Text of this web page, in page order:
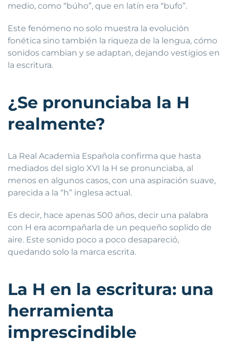
medio, como “búho”, que en latín era “bufo”.
Este fenómeno no solo muestra la evolución
fonética sino también la riqueza de la lengua, cómo
sonidos cambian y se adaptan, dejando vestigios en
la escritura.
¿Se pronunciaba la H
realmente?
La Real Academia Española confirma que hasta
mediados del siglo XVI la H se pronunciaba, al
menos en algunos casos, con una aspiración suave,
parecida a la “h” inglesa actual.
Es decir, hace apenas 500 años, decir una palabra
con H era acompañarla de un pequeño soplido de
aire. Este sonido poco a poco desapareció,
quedando solo la marca escrita.
La H en la escritura: una
herramienta
imprescindible